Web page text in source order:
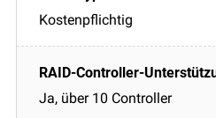
Kostenpflichtig
Ja, über 10 Controller